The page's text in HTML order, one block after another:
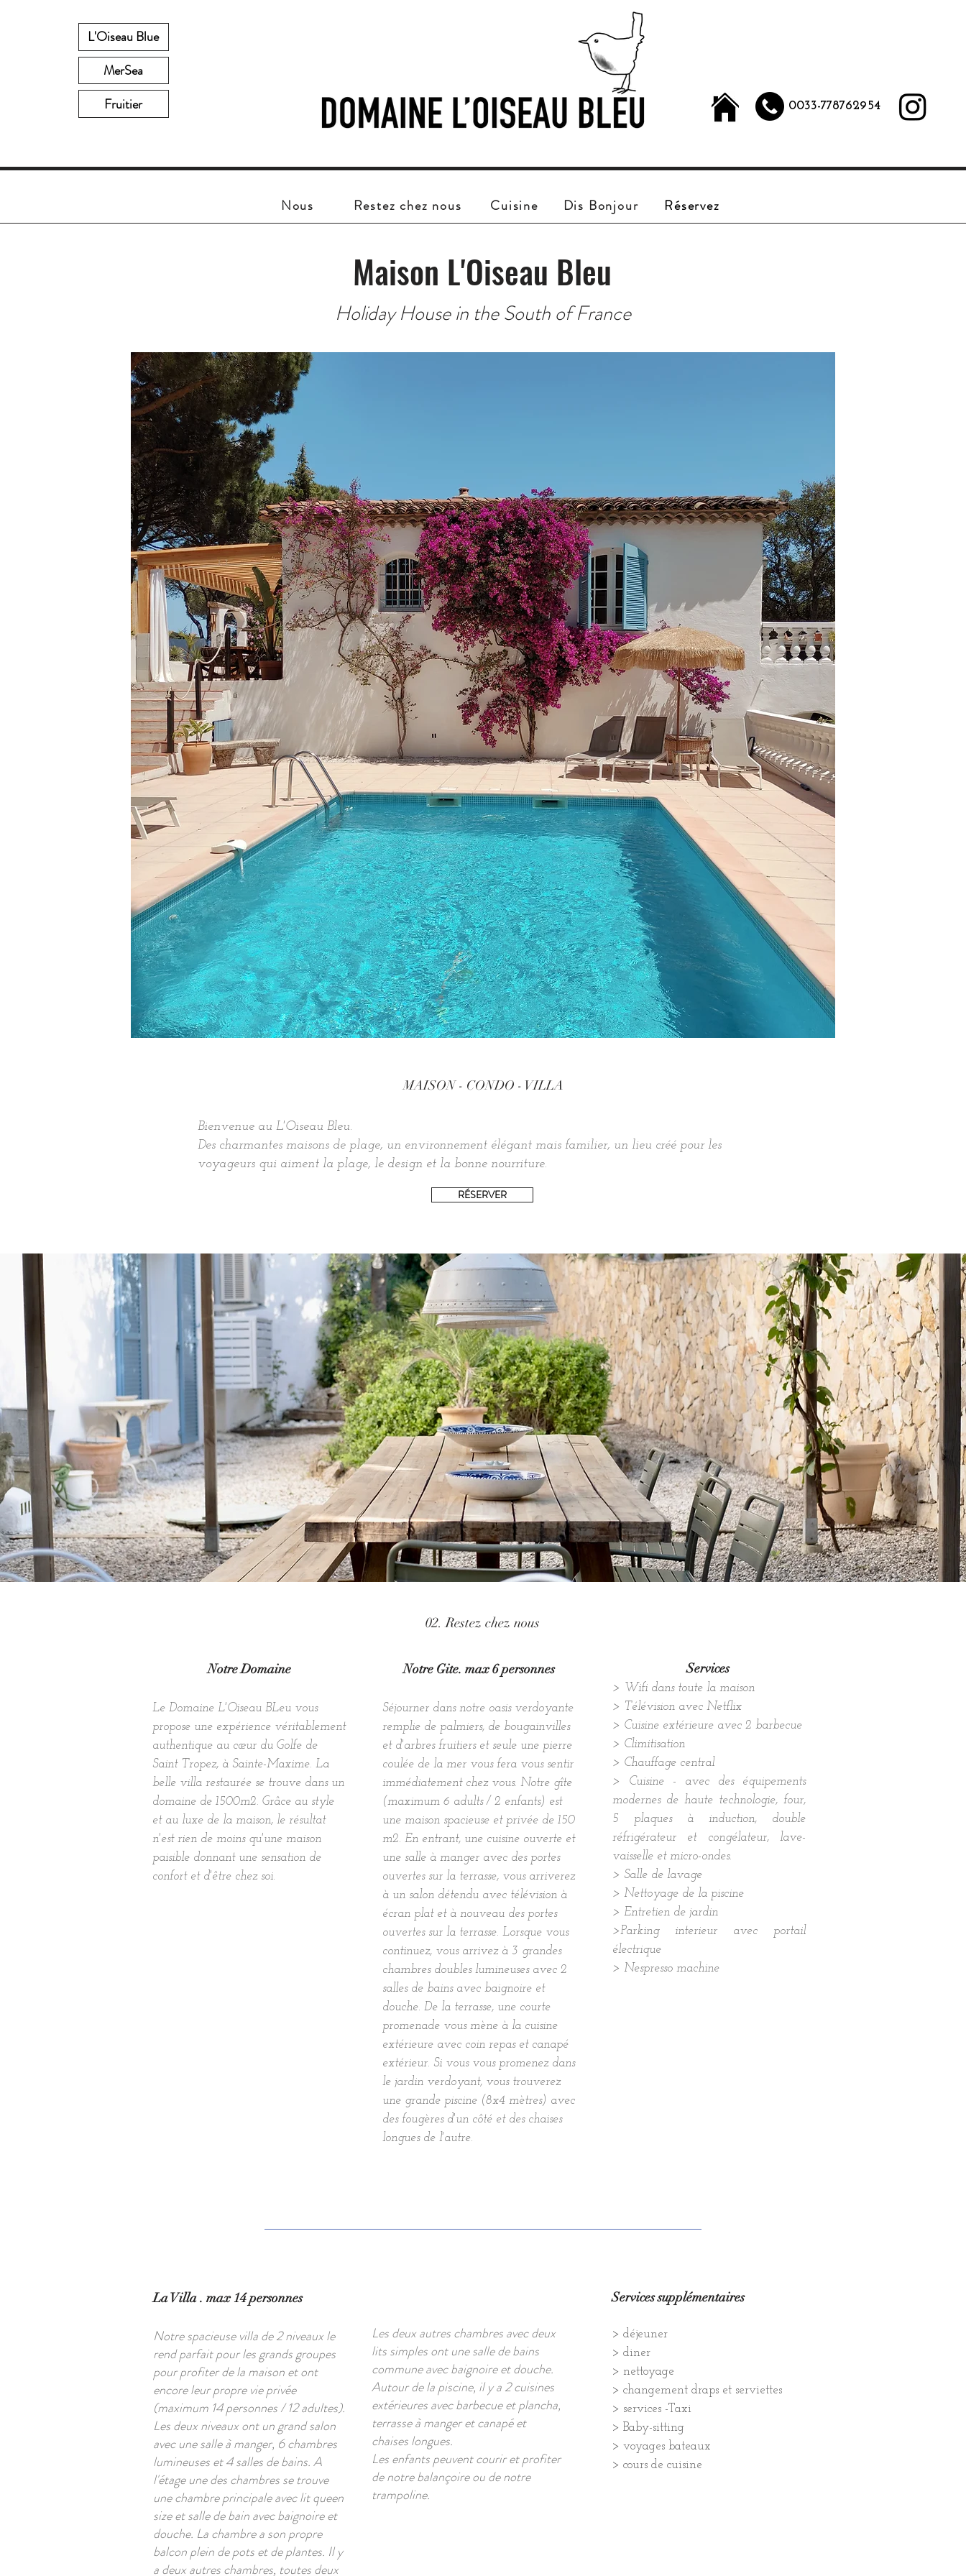
L'Oiseau Blue
MerSea
Fruitier
0033-778762954
Nous Restez chez nous Cuisine Dis Bonjour Réservez
Maison L'Oiseau Bleu
Holiday House in the South of France
MAISON - CONDO - VILLA
Bienvenue au L'Oiseau Bleu.
Des charmantes maisons de plage, un environnement élégant mais familier, un lieu créé pour les
voyageurs qui aiment la plage, le design et la bonne nourriture.
RÉSERVER
02. Restez chez nous
Notre Domaine
Le Domaine L'Oiseau BLeu vous
propose une expérience véritablement
authentique au cœur du Golfe de
Saint Tropez, à Sainte-Maxime. La
belle villa restaurée se trouve dans un
domaine de 1500m2. Grâce au style
et au luxe de la maison, le résultat
n'est rien de moins qu'une maison
paisible donnant une sensation de
confort et d'être chez soi.
Notre Gite. max 6 personnes
Séjourner dans notre oasis verdoyante
remplie de palmiers, de bougainvilles
et d'arbres fruitiers et seule une pierre
coulée de la mer vous fera vous sentir
immédiatement chez vous. Notre gîte
(maximum 6 adults / 2 enfants) est
une maison spacieuse et privée de 150
m2. En entrant, une cuisine ouverte et
une salle à manger avec des portes
ouvertes sur la terrasse, vous arriverez
à un salon détendu avec télévision à
écran plat et à nouveau des portes
ouvertes sur la terrasse. Lorsque vous
continuez, vous arrivez à 3 grandes
chambres doubles lumineuses avec 2
salles de bains avec baignoire et
douche. De la terrasse, une courte
promenade vous mène à la cuisine
extérieure avec coin repas et canapé
extérieur. Si vous vous promenez dans
le jardin verdoyant, vous trouverez
une grande piscine (8x4 mètres) avec
des fougères d'un côté et des chaises
longues de l'autre.
Services
> Wifi dans toute la maison
> Télévision avec Netflix
> Cuisine extérieure avec 2 barbecue
> Climitisation
> Chauffage central
> Cuisine - avec des équipements
modernes de haute technologie, four,
5 plaques à induction, double
réfrigérateur et congélateur, lave-
vaisselle et micro-ondes.
> Salle de lavage
> Nettoyage de la piscine
> Entretien de jardin
>Parking interieur avec portail
électrique
> Nespresso machine
La Villa . max 14 personnes
Notre spacieuse villa de 2 niveaux le
rend parfait pour les grands groupes
pour profiter de la maison et ont
encore leur propre vie privée
(maximum 14 personnes / 12 adultes).
Les deux niveaux ont un grand salon
avec une salle à manger, 6 chambres
lumineuses et 4 salles de bains. A
l'étage une des chambres se trouve
une chambre principale avec lit queen
size et salle de bain avec baignoire et
douche. La chambre a son propre
balcon plein de pots et de plantes. Il y
a deux autres chambres, toutes deux
Les deux autres chambres avec deux
lits simples ont une salle de bains
commune avec baignoire et douche.
Autour de la piscine, il y a 2 cuisines
extérieures avec barbecue et plancha,
terrasse à manger et canapé et
chaises longues.
Les enfants peuvent courir et profiter
de notre balançoire ou de notre
trampoline.
Services supplémentaires
> déjeuner
> diner
> nettoyage
> changement draps et serviettes
> services -Taxi
> Baby-sitting
> voyages bateaux
> cours de cuisine